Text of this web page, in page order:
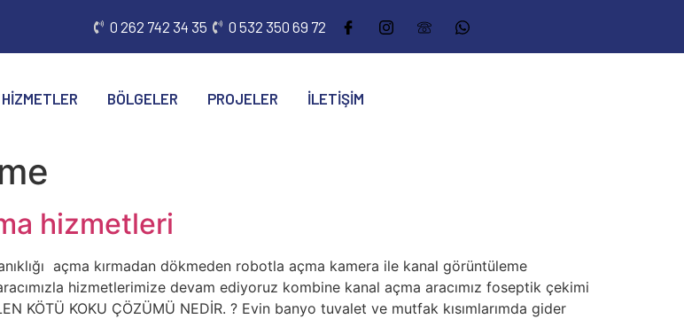
0 262 742 34 35 0 532 350 69 72
HIZMETLER BÖLGELER PROJELER İLETIŞIM
hizmetleri
açma kırmadan dökmeden robotla açma kamera ile kanal görüntüleme
hizmetlerimize devam ediyoruz kombine kanal açma aracımız foseptik çekimi
KÖTÜ KOKU ÇÖZÜMÜ NEDİR. ? Evin banyo tuvalet ve mutfak kısımlarımda gider